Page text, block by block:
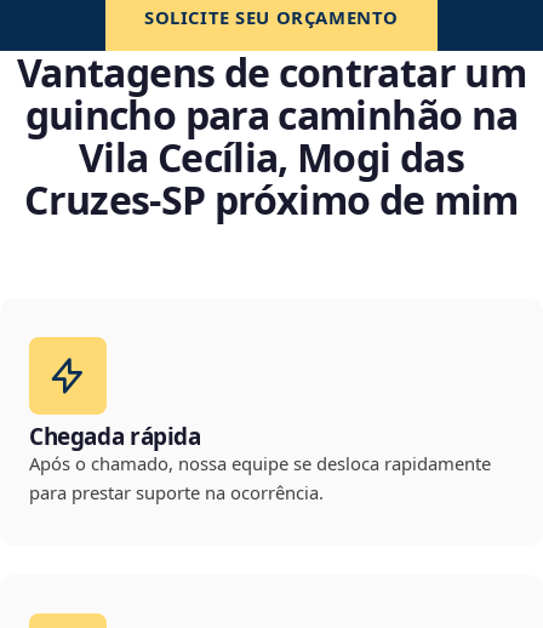
SOLICITE SEU ORÇAMENTO
Vantagens de contratar um
guincho para caminhão na
Vila Cecília, Mogi das
Cruzes‑SP próximo de mim
Chegada rápida
Após o chamado, nossa equipe se desloca rapidamente
para prestar suporte na ocorrência.